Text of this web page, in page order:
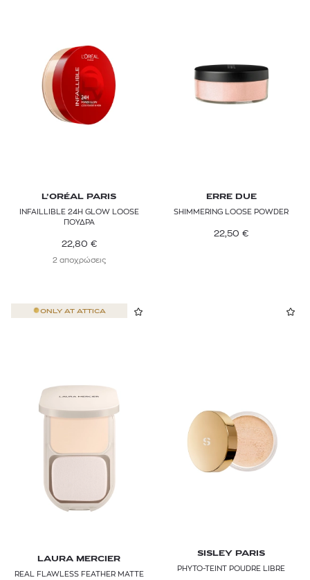
L’ORÉAL PARIS
INFAILLIBLE 24H GLOW LOOSE
ΠΟΥΔΡΑ
22,80 €
2 αποχρώσεις
ERRE DUE
SHIMMERING LOOSE POWDER
22,50 €
ONLY AT ATTICA
LAURA MERCIER
REAL FLAWLESS FEATHER MATTE
SISLEY PARIS
PHYTO-TEINT POUDRE LIBRE